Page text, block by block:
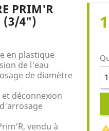
PRIM'R
(3/4")
en plastique
de l'eau
de diamètre
déconnexion
vendu à